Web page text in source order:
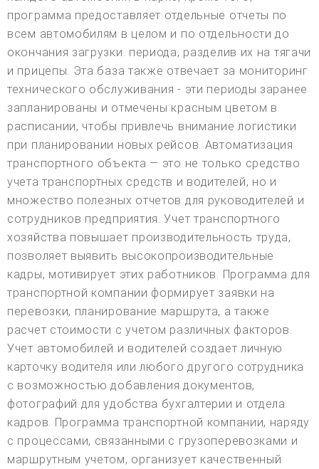
программа предоставляет отдельные отчеты по
всем автомобилям в целом и по отдельности до
окончания загрузки. периода, разделив их на тягачи
и прицепы. Эта база также отвечает за мониторинг
технического обслуживания - эти периоды заранее
запланированы и отмечены красным цветом в
расписании, чтобы привлечь внимание логистики
при планировании новых рейсов. Автоматизация
транспортного объекта — это не только средство
учета транспортных средств и водителей, но и
множество полезных отчетов для руководителей и
сотрудников предприятия. Учет транспортного
хозяйства повышает производительность труда,
позволяет выявить высокопроизводительные
кадры, мотивирует этих работников. Программа для
транспортной компании формирует заявки на
перевозки, планирование маршрута, а также
расчет стоимости с учетом различных факторов.
Учет автомобилей и водителей создает личную
карточку водителя или любого другого сотрудника
с возможностью добавления документов,
фотографий для удобства бухгалтерии и отдела
кадров. Программа транспортной компании, наряду
с процессами, связанными с грузоперевозками и
маршрутным учетом, организует качественный